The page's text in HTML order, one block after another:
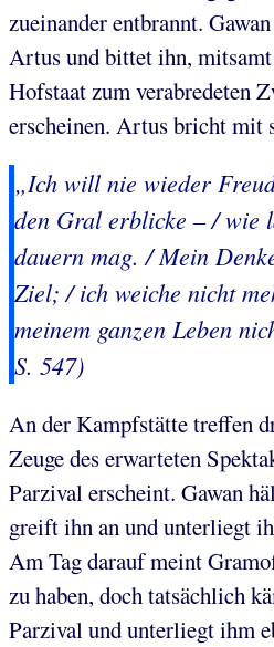
zueinander entbrannt.
Artus und bittet ihn, mitsamt
Hofstaat zum verabredeten
erscheinen. Artus bricht mit
„Ich will nie wieder
den Gral erblicke – / wie
dauern mag. / Mein
Ziel; / ich weiche nicht
meinem ganzen Leben
S. 547)
An der Kampfstätte treffen
Zeuge des erwarteten
Parzival erscheint. Gawan
greift ihn an und unterliegt
Am Tag darauf meint
zu haben, doch tatsächlich
Parzival und unterliegt ihm